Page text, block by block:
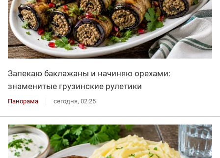
Запекаю баклажаны и начиняю орехами:
знаменитые грузинские рулетики
Панорама сегодня, 02:25